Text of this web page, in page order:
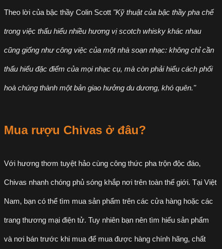
Theo lời của bậc thầy Colin Scott "Kỹ thuật của bậc thầy pha chế
trong việc thấu hiểu nhiều hương vị scotch whisky khác nhau
cũng giống như công việc của một nhà soạn nhạc: không chỉ cần
thấu hiểu đặc điểm của mọi nhạc cụ, mà còn phải hiểu cách phối
hoà chúng thành một bản giao hưởng du dương, khó quên."
Mua rượu Chivas ở đâu?
Với hương thơm tuyệt hảo cùng công thức pha trộn độc đáo,
Chivas nhanh chóng phủ sóng khắp nơi trên toàn thế giới. Tại Việt
Nam, bạn có thể tìm mua sản phẩm trên các cửa hàng hoặc các
trang thương mại điện tử. Tuy nhiên bạn nên tìm hiểu sản phẩm
và nơi bán trước khi mua để mua được hàng chính hãng, chất